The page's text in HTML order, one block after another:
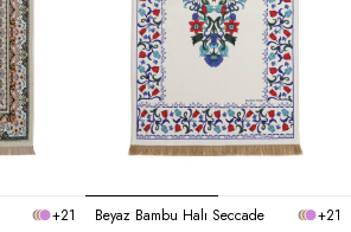
+21
Beyaz Bambu Halı Seccade
+21